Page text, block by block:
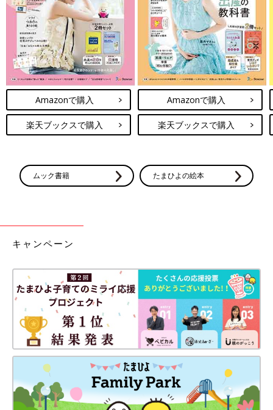
Amazonで購入
楽天ブックスで購入
Amazonで購入
楽天ブックスで購入
ムック書籍 たまひよの絵本
キャンペーン